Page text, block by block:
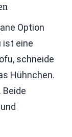
Option
ist eine
schneide
Hühnchen.
Beide